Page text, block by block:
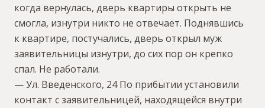
когда вернулась, дверь квартиры открыть не
смогла, изнутри никто не отвечает. Поднявшись
к квартире, постучались, дверь открыл муж
заявительницы изнутри, до сих пор он крепко
спал. Не работали.
— Ул. Введенского, 24 По прибытии установили
контакт с заявительницей, находящейся внутри